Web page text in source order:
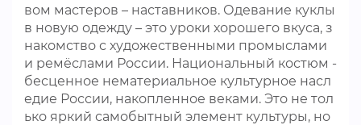
вом мастеров – наставников. Одевание куклы
в новую одежду – это уроки хорошего вкуса, з
накомство с художественными промыслами
и ремёслами России. Национальный костюм -
бесценное нематериальное культурное насл
едие России, накопленное веками. Это не тол
ько яркий самобытный элемент культуры, но